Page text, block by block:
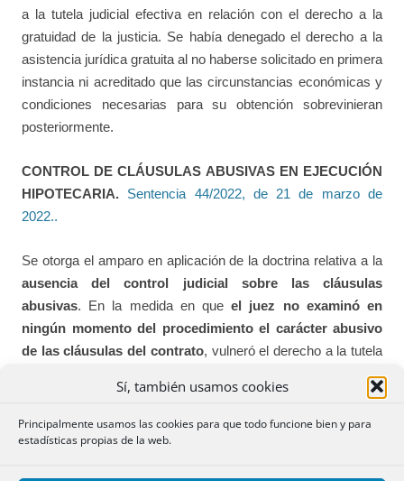
Sí, también usamos cookies
Principalmente usamos las cookies para que todo funcione bien y para
estadísticas propias de la web.
a la tutela judicial efectiva en relación con el derecho a la
gratuidad de la justicia. Se había denegado el derecho a la
asistencia jurídica gratuita al no haberse solicitado en primera
instancia ni acreditado que las circunstancias económicas y
condiciones necesarias para su obtención sobrevinieran
posteriormente.
CONTROL DE CLÁUSULAS ABUSIVAS EN EJECUCIÓN
HIPOTECARIA. Sentencia 44/2022, de 21 de marzo de
2022..
Se otorga el amparo en aplicación de la doctrina relativa a la
ausencia del control judicial sobre las cláusulas
abusivas. En la medida en queel juez no examinó en
ningún momento del procedimiento el carácter abusivo
de las cláusulas del contrato, vulneró el derecho a la tutela
SECCIÓN II